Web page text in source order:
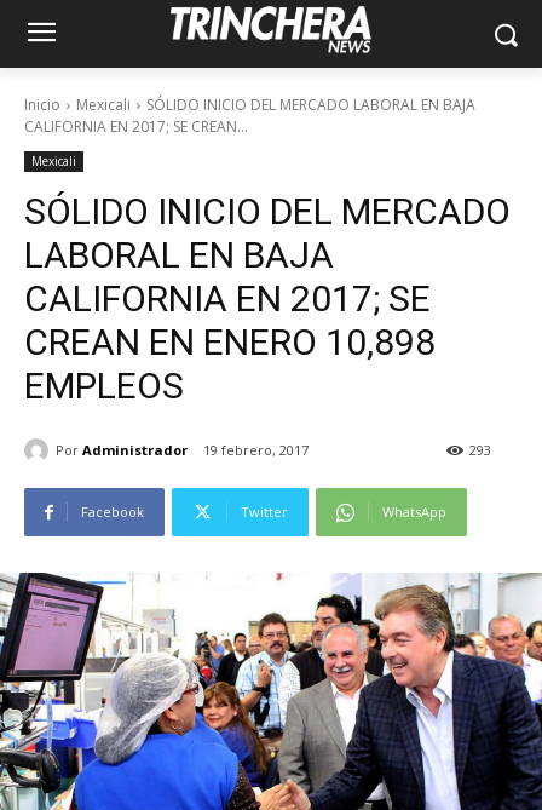
Inicio Mexicali
SÓLIDO INICIO DEL MERCADO LABORAL EN BAJA
CALIFORNIA EN 2017; SE CREAN...
Mexicali
SÓLIDO INICIO DEL MERCADO
LABORAL EN BAJA
CALIFORNIA EN 2017; SE
CREAN EN ENERO 10,898
EMPLEOS
Por Administrador 19 febrero, 2017 293
Facebook Twitter WhatsApp